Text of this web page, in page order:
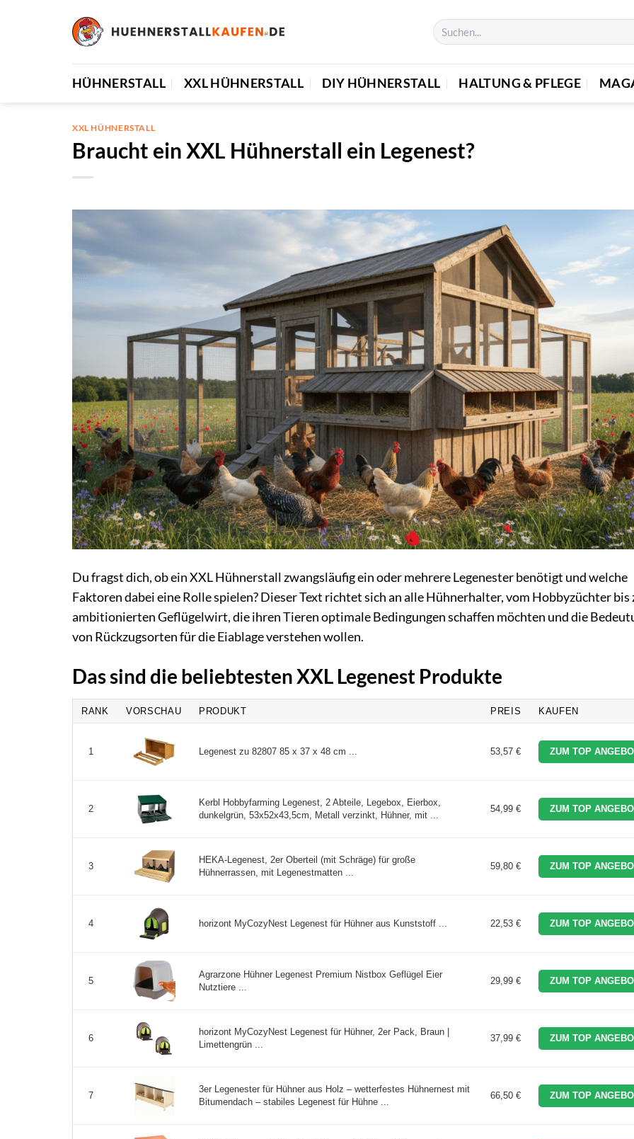
HÜHNERSTALL XXL HÜHNERSTALL DIY HÜHNERSTALL HALTUNG & PFLEGE
XXL HÜHNERSTALL
Braucht ein XXL Hühnerstall ein Legenest?
Du fragst dich, ob ein XXL Hühnerstall zwangsläufig ein oder mehrere Legenester benötigt und welche
Faktoren dabei eine Rolle spielen? Dieser Text richtet sich an alle Hühnerhalter, vom Hobbyzüchter bis
ambitionierten Geflügelwirt, die ihren Tieren optimale Bedingungen schaffen möchten und die
von Rückzugsorten für die Eiablage verstehen wollen.
Das sind die beliebtesten XXL Legenest Produkte
RANK VORSCHAU PRODUKT PREIS KAUFEN
1 Legenest zu 82807 85 x 37 x 48 cm ... 53,57 € ZUM TOP
2
Kerbl Hobbyfarming Legenest, 2 Abteile, Legebox, Eierbox,
dunkelgrün, 53x52x43,5cm, Metall verzinkt, Hühner, mit ...
54,99 € ZUM TOP
3
HEKA-Legenest, 2er Oberteil (mit Schräge) für große
Hühnerrassen, mit Legenestmatten ...
59,80 € ZUM TOP
4 horizont MyCozyNest Legenest für Hühner aus Kunststoff ... 22,53 € ZUM TOP
5
Agrarzone Hühner Legenest Premium Nistbox Geflügel Eier
Nutztiere ...
29,99 € ZUM TOP
6
horizont MyCozyNest Legenest für Hühner, 2er Pack, Braun |
Limettengrün ...
37,99 € ZUM TOP
7
3er Legenester für Hühner aus Holz – wetterfestes Hühnernest mit
Bitumendach – stabiles Legenest für Hühne ...
66,50 € ZUM TOP